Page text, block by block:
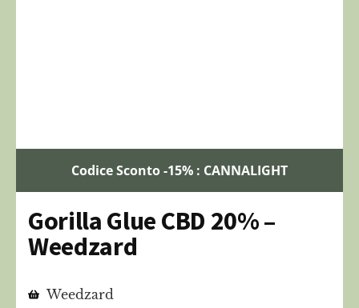
Codice Sconto -15% : CANNALIGHT
Gorilla Glue CBD 20% –
Weedzard
Weedzard